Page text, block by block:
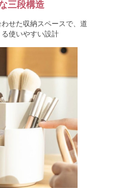
三段構造
せた収納スペースで、道
使いやすい設計